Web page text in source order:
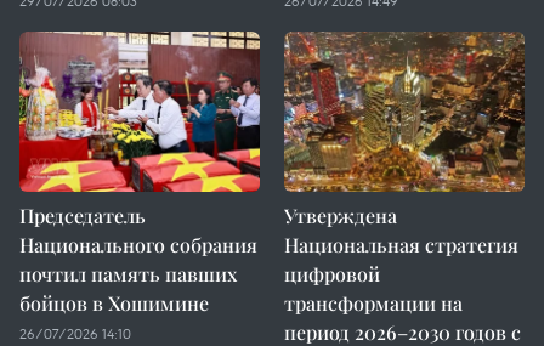
Председатель
Национального собрания
почтил память павших
бойцов в Хошимине
26/07/2026 14:10
Утверждена
Национальная стратегия
цифровой
трансформации на
период 2026–2030 годов с